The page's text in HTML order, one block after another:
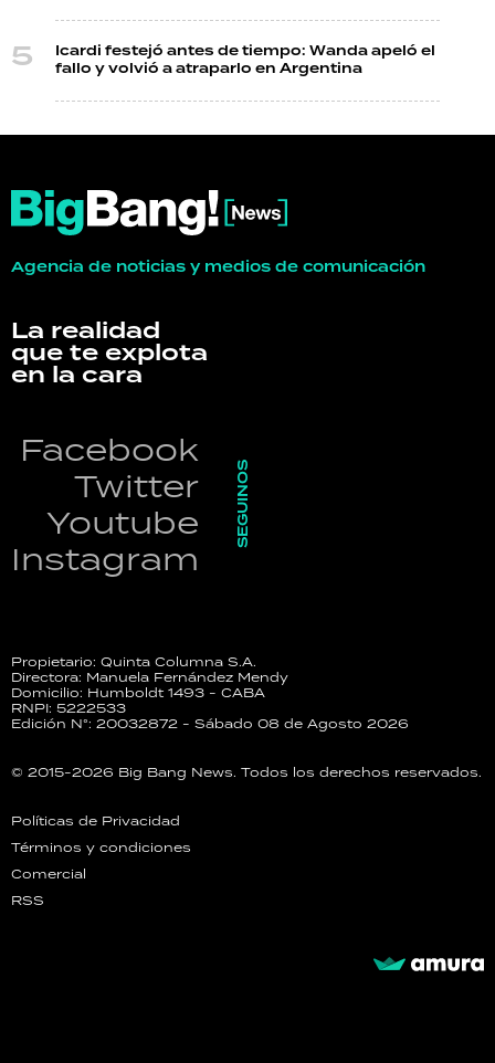
Icardi festejó antes de tiempo: Wanda apeló el
fallo y volvió a atraparlo en Argentina
Agencia de noticias y medios de comunicación
La realidad
que te explota
en la cara
Facebook
Twitter
Youtube
Instagram
SEGUINOS
Propietario: Quinta Columna S.A.
Directora: Manuela Fernández Mendy
Domicilio: Humboldt 1493 - CABA
RNPI: 5222533
Edición N°: 20032872 - Sábado 08 de Agosto 2026
© 2015-2026 Big Bang News. Todos los derechos reservados.
Políticas de Privacidad
Términos y condiciones
Comercial
RSS